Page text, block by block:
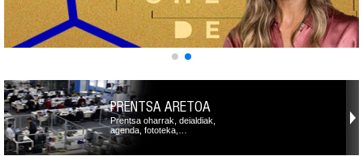
PRENTSA ARETOA
Prentsa oharrak, deialdiak,
agenda, fototeka,…